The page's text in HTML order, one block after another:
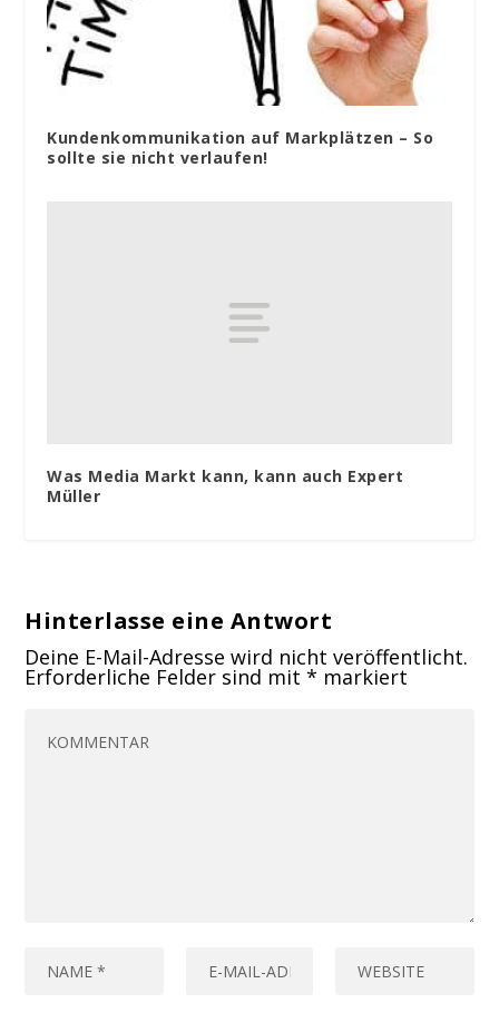
Kundenkommunikation auf Markplätzen – So
sollte sie nicht verlaufen!
Was Media Markt kann, kann auch Expert
Müller
Hinterlasse eine Antwort
Deine E-Mail-Adresse wird nicht veröffentlicht.
Erforderliche Felder sind mit* markiert